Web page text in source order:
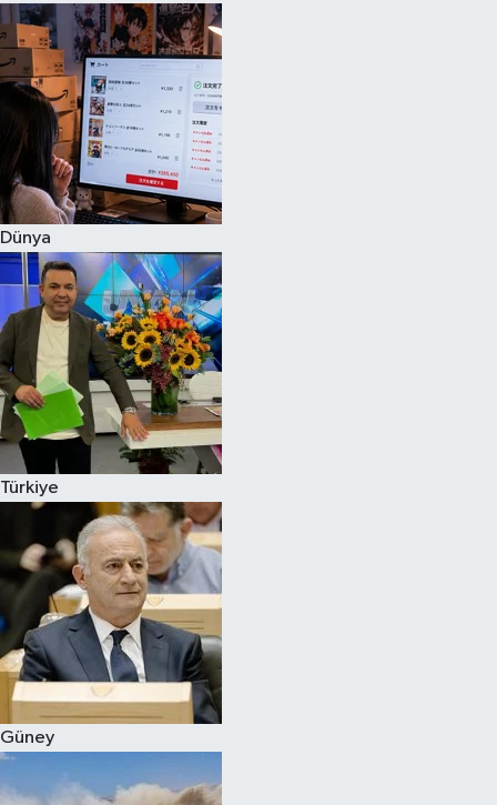
Dünya
Türkiye
Güney